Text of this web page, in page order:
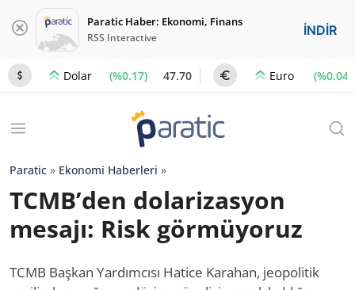
Paratic Haber: Ekonomi, Finans
RSS Interactive İNDİR
Dolar (%0.17) 47.70 Euro (%0.04)
Paratic » Ekonomi Haberleri »
TCMB’den dolarizasyon
mesajı: Risk görmüyoruz
TCMB Başkan Yardımcısı Hatice Karahan, jeopolitik